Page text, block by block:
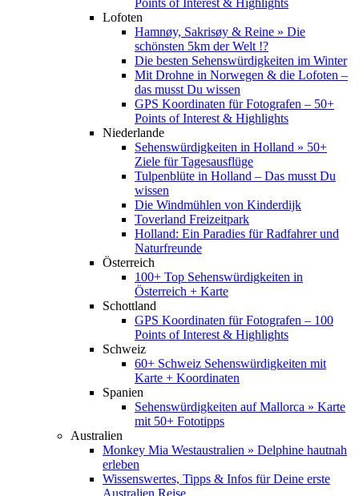
Points of Interest & Highlights
Lofoten
Hamnøy, Sakrisøy & Reine » Die
schönsten 5km der Welt !?
Die besten Sehenswürdigkeiten im Winter
Mit Drohne in Norwegen & die Lofoten –
das musst Du wissen
GPS Koordinaten für Fotografen – 50+
Points of Interest & Highlights
Niederlande
Sehenswürdigkeiten in Holland » 50+
Ziele für Tagesausflüge
Tulpenblüte in Holland – Das musst Du
wissen
Die Windmühlen von Kinderdijk
Toverland Freizeitpark
Holland: Ein Paradies für Radfahrer und
Naturfreunde
Österreich
100+ Top Sehenswürdigkeiten in
Österreich + Karte
Schottland
GPS Koordinaten für Fotografen – 100
Points of Interest & Highlights
Schweiz
60+ Schweiz Sehenswürdigkeiten mit
Karte + Koordinaten
Spanien
Sehenswürdigkeiten auf Mallorca » Karte
mit 50+ Fototipps
Australien
Monkey Mia Westaustralien » Delphine hautnah
erleben
Wissenswertes, Tipps & Infos für Deine erste
Australien Reise